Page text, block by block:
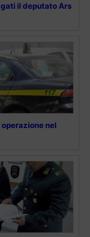
il deputato Ars
operazione nel